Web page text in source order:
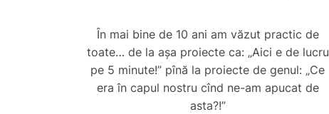
În mai bine de 10 ani am văzut practic de
toate… de la așa proiecte ca: „Aici e de lucru
pe 5 minute!” pînă la proiecte de genul: „Ce
era în capul nostru cînd ne-am apucat de
asta?!”